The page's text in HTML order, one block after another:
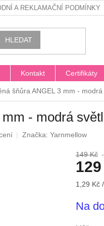
A REKLAMAČNÍ PODMÍNKY
HLEDAT
Kontakt Certifikáty
šňůra ANGEL 3 mm - modrá
- modrá
Značka: Yarnmellow
149 Kč
Měrná
1,29 Kč
Na